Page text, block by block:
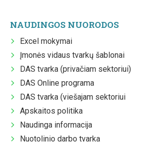
NAUDINGOS NUORODOS
Excel mokymai
Įmonės vidaus tvarkų šablonai
DAS tvarka (privačiam sektoriui)
DAS Online programa
DAS tvarka (viešajam sektoriui
Apskaitos politika
Naudinga informacija
Nuotolinio darbo tvarka